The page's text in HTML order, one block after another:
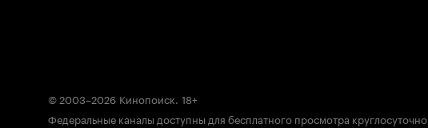
© 2003–2026 Кинопоиск. 18+
Федеральные каналы доступны для бесплатного просмотра круглосуточно